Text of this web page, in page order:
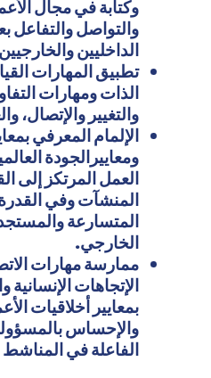
وكتابة في مجال
والتواصل والتفاعل
الداخليين
تطبيق المهارات
الذات ومهارات
والتغيير والإتصال،
الإلمام المعرفي
ومعاييرالجودة
العمل المرتكز إلى
المنشآت وفي
المتسارعة
الخارجي.
ممارسة مهارات
الإتجاهات الإنسانية
بمعايير أخلاقيات
والإحساس
الفاعلة في المناشط